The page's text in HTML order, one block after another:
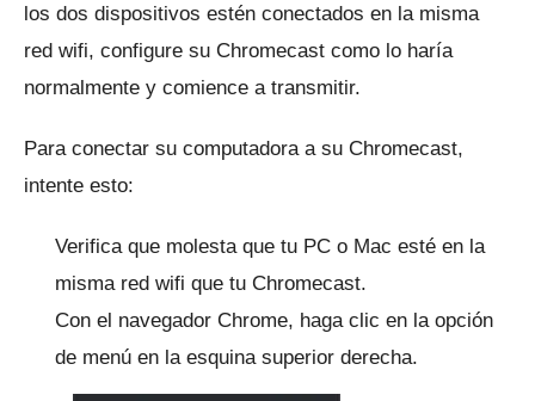
los dos dispositivos estén conectados en la misma
red wifi, configure su Chromecast como lo haría
normalmente y comience a transmitir.
Para conectar su computadora a su Chromecast,
intente esto:
Verifica que molesta que tu PC o Mac esté en la
misma red wifi que tu Chromecast.
Con el navegador Chrome, haga clic en la opción
de menú en la esquina superior derecha.